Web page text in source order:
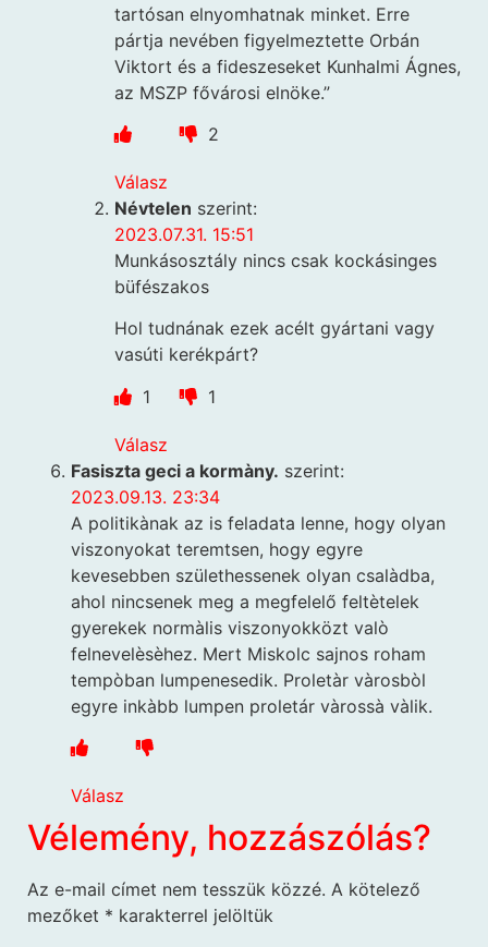
tartósan elnyomhatnak minket. Erre
pártja nevében figyelmeztette Orbán
Viktort és a fideszeseket Kunhalmi Ágnes,
az MSZP fővárosi elnöke.”
2
Válasz
Névtelen szerint:
2023.07.31. 15:51
Munkásosztály nincs csak kockásinges
büfészakos
Hol tudnának ezek acélt gyártani vagy
vasúti kerékpárt?
1
1
Válasz
Fasiszta geci a kormàny. szerint:
2023.09.13. 23:34
A politikànak az is feladata lenne, hogy olyan
viszonyokat teremtsen, hogy egyre
kevesebben születhessenek olyan csalàdba,
ahol nincsenek meg a megfelelő feltètelek
gyerekek normàlis viszonyokközt valò
felnevelèsèhez. Mert Miskolc sajnos roham
tempòban lumpenesedik. Proletàr vàrosbòl
egyre inkàbb lumpen proletár vàrossà vàlik.
Válasz
Vélemény, hozzászólás?
Az e-mail címet nem tesszük közzé. A kötelező
mezőket * karakterrel jelöltük